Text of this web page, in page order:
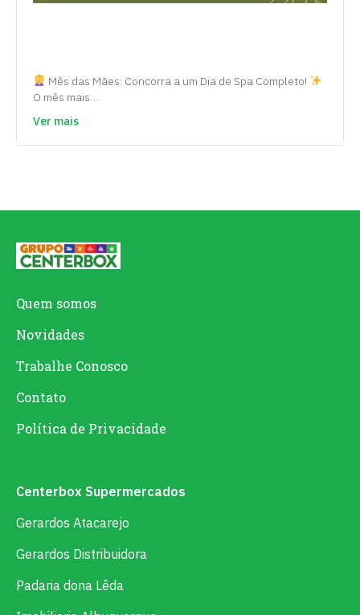
Mês das Mães: Concorra a um Dia de Spa Completo!
O mês mais…
Ver mais
Quem somos
Novidades
Trabalhe Conosco
Contato
Política de Privacidade
Centerbox Supermercados
Gerardos Atacarejo
Gerardos Distribuidora
Padaria dona Lêda